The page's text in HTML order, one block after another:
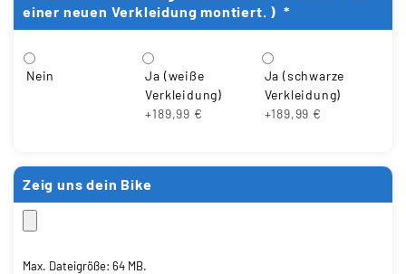
einer neuen Verkleidung montiert. ) *
Nein
Ja (weiße
Verkleidung)
+189,99 €
Ja (schwarze
Verkleidung)
+189,99 €
Zeig uns dein Bike
Max. Dateigröße: 64 MB.